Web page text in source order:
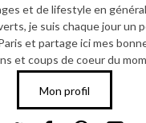
et de lifestyle en
je suis chaque jour un
et partage ici mes
et coups de coeur du
Mon profil